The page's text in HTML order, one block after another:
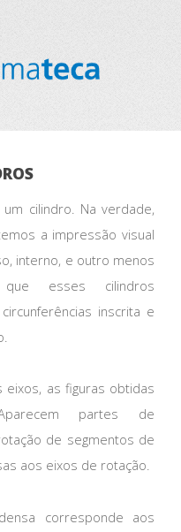
cilindro. Na verdade,
a impressão visual
interno, e outro menos
esses cilindros
inscrita e
as figuras obtidas
partes de
de segmentos de
aos eixos de rotação.
corresponde aos